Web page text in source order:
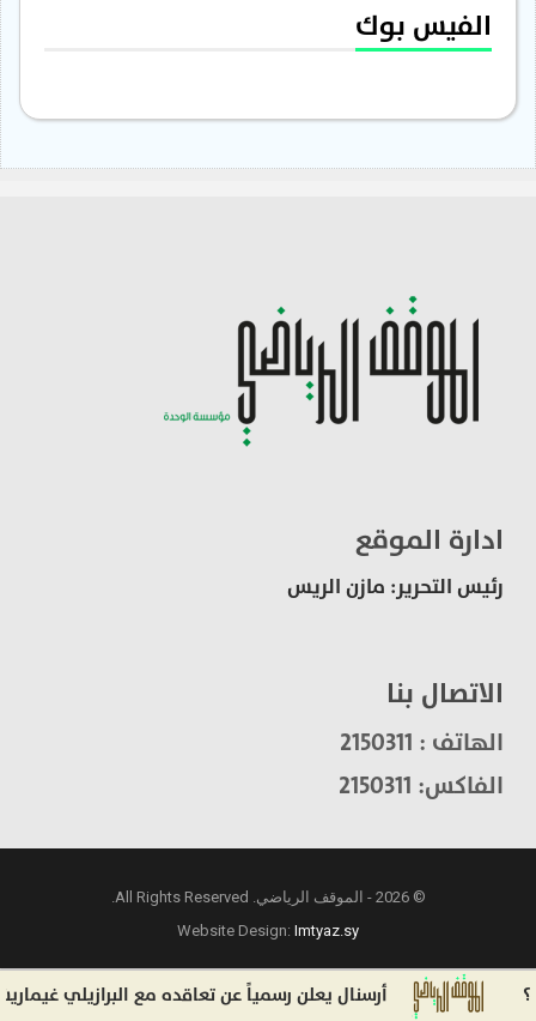
الفيس بوك
ادارة الموقع
رئيس التحرير: مازن الريس
الاتصال بنا
الهاتف : 2150311
الفاكس: 2150311
© 2026 - الموقف الرياضي. All Rights Reserved.
Website Design:Imtyaz.sy
أرسنال يعلن رسمياً عن تعاقده مع البرازيلي غيماريش